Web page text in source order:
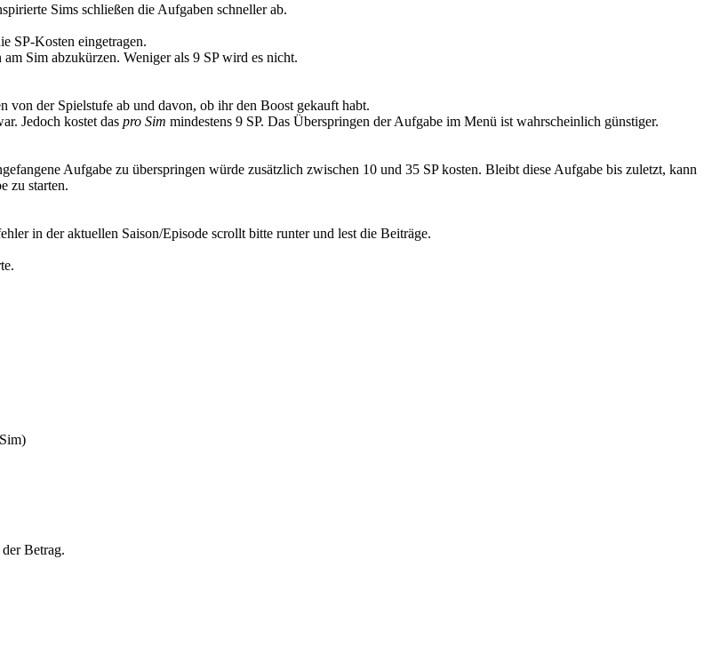
Sims schließen die Aufgaben schneller ab.
SP-Kosten eingetragen.
Sim abzukürzen. Weniger als 9 SP wird es nicht.
von der Spielstufe ab und davon, ob ihr den Boost gekauft habt.
Jedoch kostet das pro Sim mindestens 9 SP. Das Überspringen der Aufgabe im Menü ist wahrscheinlich günstiger.
Aufgabe zu überspringen würde zusätzlich zwischen 10 und 35 SP kosten. Bleibt diese Aufgabe bis zuletzt, kann
zu starten.
in der aktuellen Saison/Episode scrollt bitte runter und lest die Beiträge.
Betrag.